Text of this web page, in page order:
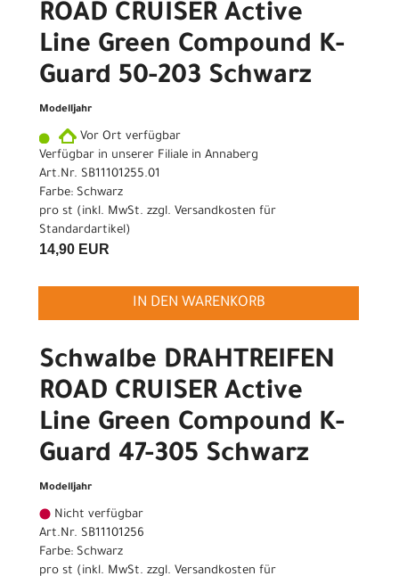
ROAD CRUISER Active
Line Green Compound K-
Guard 50-203 Schwarz
Modelljahr
Vor Ort verfügbar
Verfügbar in unserer Filiale in Annaberg
Art.Nr. SB11101255.01
Farbe: Schwarz
pro st (inkl. MwSt. zzgl. Versandkosten für
Standardartikel)
14,90 EUR
IN DEN WARENKORB
Schwalbe DRAHTREIFEN
ROAD CRUISER Active
Line Green Compound K-
Guard 47-305 Schwarz
Modelljahr
Nicht verfügbar
Art.Nr. SB11101256
Farbe: Schwarz
pro st (inkl. MwSt. zzgl. Versandkosten für